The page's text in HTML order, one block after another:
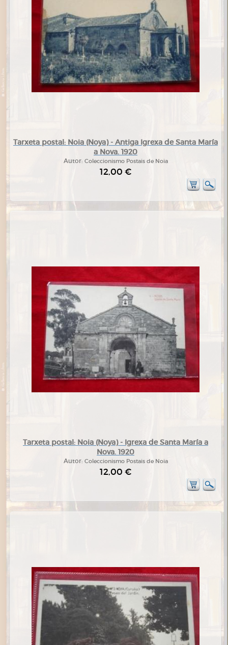
Tarxeta postal: Noia (Noya) - Antiga Igrexa de Santa María
a Nova. 1920
Autor: Coleccionismo Postais de Noia
12,00 €
Tarxeta postal: Noia (Noya) - Igrexa de Santa María a
Nova. 1920
Autor: Coleccionismo Postais de Noia
12,00 €